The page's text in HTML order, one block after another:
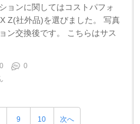
ョンに関してはコストパフォ
Z(社外品)を選びました。 写真
ン交換後です。 こちらはサス
0
0
9 10 次へ